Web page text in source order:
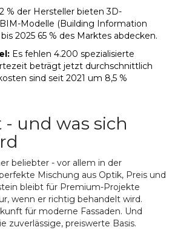
% der Hersteller bieten 3D-
Modelle (Building Information
2025 65 % des Marktes abdecken.
Es fehlen 4.200 spezialisierte
beträgt jetzt durchschnittlich
sind seit 2021 um 8,5 %
- und was sich
beliebter - vor allem in der
Mischung aus Optik, Preis und
bleibt für Premium-Projekte
wenn er richtig behandelt wird.
für moderne Fassaden. Und
zuverlässige, preiswerte Basis.